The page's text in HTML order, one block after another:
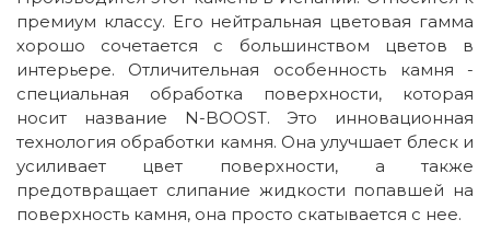
премиум классу. Его нейтральная цветовая гамма
хорошо сочетается с большинством цветов в
интерьере. Отличительная особенность камня -
специальная обработка поверхности, которая
носит название N-BOOST. Это инновационная
технология обработки камня. Она улучшает блеск и
усиливает цвет поверхности, а также
предотвращает слипание жидкости попавшей на
поверхность камня, она просто скатывается с нее.